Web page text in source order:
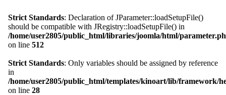
Strict Standards: Declaration of JParameter::loadSetupFile()
should be compatible with JRegistry::loadSetupFile() in
/home/user2805/public_html/libraries/joomla/html/
on line 512
Strict Standards: Only variables should be assigned by reference
in
/home/user2805/public_html/templates/kinoart/lib/framework/
on line 28